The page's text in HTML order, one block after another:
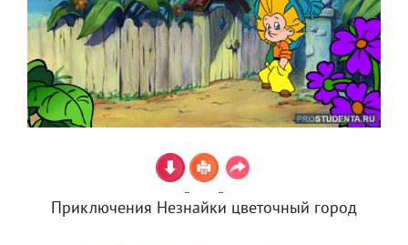
Приключения Незнайки цветочный город